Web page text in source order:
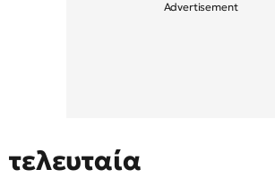
τελευταία